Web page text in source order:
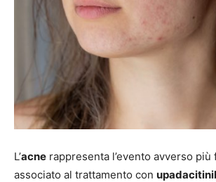
L’acne rappresenta l’evento avverso più
associato al trattamento con